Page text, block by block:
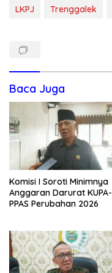
LKPJ Trenggalek
Baca Juga
Komisi I Soroti Minimnya
Anggaran Darurat KUPA-
PPAS Perubahan 2026